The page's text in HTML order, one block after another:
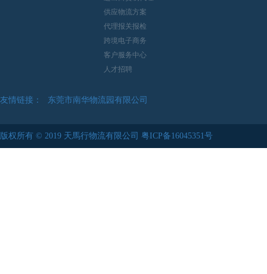
供应物流方案
代理报关报检
跨境电子商务
客户服务中心
人才招聘
友情链接： 东莞市南华物流园有限公司
东莞市清溪物流园有限公司
版权所有 © 2019 天馬行物流有限公司 粤ICP备16045351号